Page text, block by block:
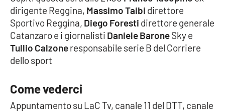
Economia e Lavoro
Politica
Società
dirigente Reggina, Massimo Taibi direttore
Sportivo Reggina, Diego Foresti direttore generale
Catanzaro e i giornalisti Daniele BaroneSky e
Tullio Calzoneresponsabile serie B del Corriere
dello sport
Come vederci
Appuntamento su LaC Tv, canale 11 del DTT, canale